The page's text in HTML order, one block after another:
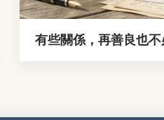
有些關係，再善良也不